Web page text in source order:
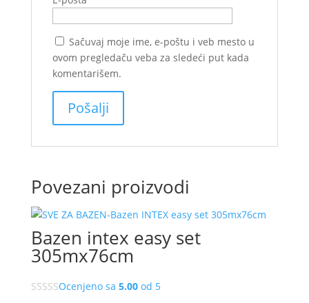
Sačuvaj moje ime, e-poštu i veb mesto u
ovom pregledaču veba za sledeći put kada
komentarišem.
Povezani proizvodi
Bazen intex easy set
305mx76cm
Ocenjeno sa 5.00od 5